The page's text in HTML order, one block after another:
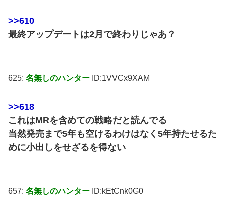
>>610
最終アップデートは2月で終わりじゃあ？
625: 名無しのハンター ID:1VVCx9XAM
>>618
これはMRを含めての戦略だと読んでる
当然発売まで5年も空けるわけはなく5年持たせるた
めに小出しをせざるを得ない
657: 名無しのハンター ID:kEtCnk0G0